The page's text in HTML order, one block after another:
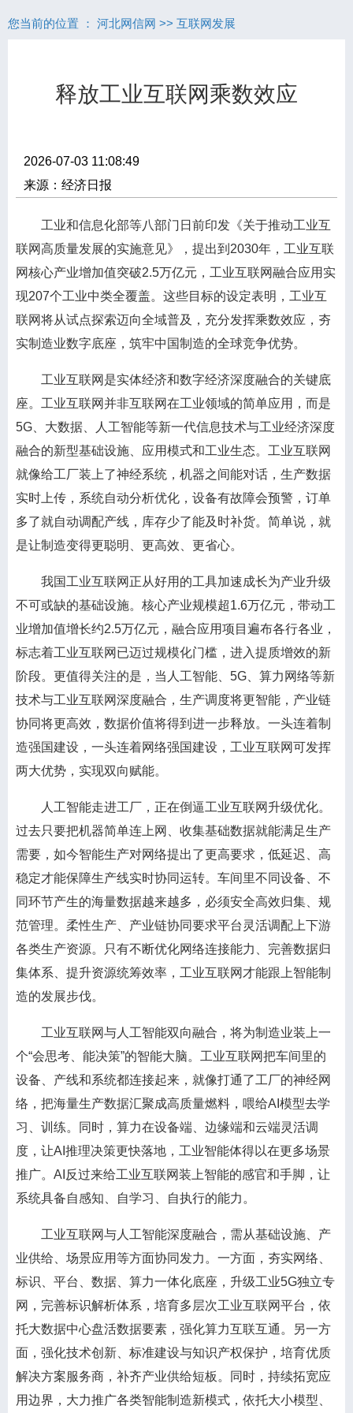
您当前的位置 ： 河北网信网 >> 互联网发展
释放工业互联网乘数效应
2026-07-03 11:08:49
来源：经济日报
工业和信息化部等八部门日前印发《关于推动工业互
联网高质量发展的实施意见》，提出到2030年，工业互联
网核心产业增加值突破2.5万亿元，工业互联网融合应用实
现207个工业中类全覆盖。这些目标的设定表明，工业互
联网将从试点探索迈向全域普及，充分发挥乘数效应，夯
实制造业数字底座，筑牢中国制造的全球竞争优势。
工业互联网是实体经济和数字经济深度融合的关键底
座。工业互联网并非互联网在工业领域的简单应用，而是
5G、大数据、人工智能等新一代信息技术与工业经济深度
融合的新型基础设施、应用模式和工业生态。工业互联网
就像给工厂装上了神经系统，机器之间能对话，生产数据
实时上传，系统自动分析优化，设备有故障会预警，订单
多了就自动调配产线，库存少了能及时补货。简单说，就
是让制造变得更聪明、更高效、更省心。
我国工业互联网正从好用的工具加速成长为产业升级
不可或缺的基础设施。核心产业规模超1.6万亿元，带动工
业增加值增长约2.5万亿元，融合应用项目遍布各行各业，
标志着工业互联网已迈过规模化门槛，进入提质增效的新
阶段。更值得关注的是，当人工智能、5G、算力网络等新
技术与工业互联网深度融合，生产调度将更智能，产业链
协同将更高效，数据价值将得到进一步释放。一头连着制
造强国建设，一头连着网络强国建设，工业互联网可发挥
两大优势，实现双向赋能。
人工智能走进工厂，正在倒逼工业互联网升级优化。
过去只要把机器简单连上网、收集基础数据就能满足生产
需要，如今智能生产对网络提出了更高要求，低延迟、高
稳定才能保障生产线实时协同运转。车间里不同设备、不
同环节产生的海量数据越来越多，必须安全高效归集、规
范管理。柔性生产、产业链协同要求平台灵活调配上下游
各类生产资源。只有不断优化网络连接能力、完善数据归
集体系、提升资源统筹效率，工业互联网才能跟上智能制
造的发展步伐。
工业互联网与人工智能双向融合，将为制造业装上一
个“会思考、能决策”的智能大脑。工业互联网把车间里的
设备、产线和系统都连接起来，就像打通了工厂的神经网
络，把海量生产数据汇聚成高质量燃料，喂给AI模型去学
习、训练。同时，算力在设备端、边缘端和云端灵活调
度，让AI推理决策更快落地，工业智能体得以在更多场景
推广。AI反过来给工业互联网装上智能的感官和手脚，让
系统具备自感知、自学习、自执行的能力。
工业互联网与人工智能深度融合，需从基础设施、产
业供给、场景应用等方面协同发力。一方面，夯实网络、
标识、平台、数据、算力一体化底座，升级工业5G独立专
网，完善标识解析体系，培育多层次工业互联网平台，依
托大数据中心盘活数据要素，强化算力互联互通。另一方
面，强化技术创新、标准建设与知识产权保护，培育优质
解决方案服务商，补齐产业供给短板。同时，持续拓宽应
用边界，大力推广各类智能制造新模式，依托大小模型、